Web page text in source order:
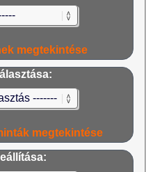
megtekintése
megtekintése